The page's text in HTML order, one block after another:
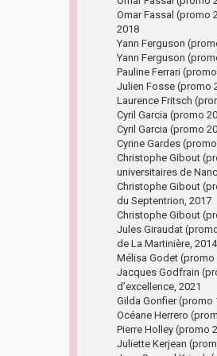
Omar Fassal (promo
2018
Yann Ferguson
Yann Ferguson
Pauline Ferrari (promo
Julien Fosse (promo
Laurence Fritsch
Cyril Garcia (promo
Cyril Garcia (promo
Cyrine Gardes (promo
Christophe Gibout
universitaires de
Christophe Gibout
du Septentrion, 2017
Christophe Gibout
Jules Giraudat
de La Martinière, 2014
Mélisa Godet (promo
Jacques Godfrain
d’excellence, 2021
Gilda Gonfier (promo
Océane Herrero
Pierre Holley (promo
Juliette Kerjean